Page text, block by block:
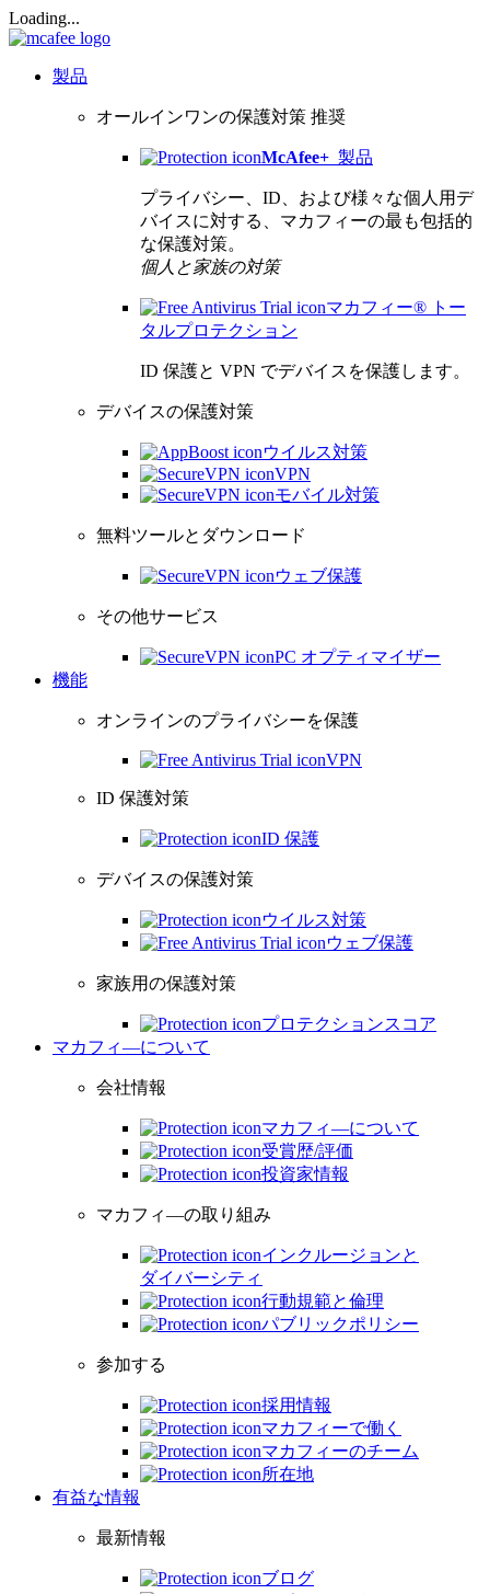
Loading...
製品
オールインワンの保護対策 推奨
McAfee+ 製品
プライバシー、ID、および様々な個人用デ
バイスに対する、マカフィーの最も包括的
な保護対策。
個人と家族の対策
マカフィー® トー
タルプロテクション
ID 保護と VPN でデバイスを保護します。
デバイスの保護対策
ウイルス対策
VPN
モバイル対策
無料ツールとダウンロード
ウェブ保護
その他サービス
PC オプティマイザー
機能
オンラインのプライバシーを保護
VPN
ID 保護対策
ID 保護
デバイスの保護対策
ウイルス対策
ウェブ保護
家族用の保護対策
プロテクションスコア
マカフィ―について
会社情報
マカフィ―について
受賞歴/評価
投資家情報
マカフィ―の取り組み
インクルージョンと
ダイバーシティ
行動規範と倫理
パブリックポリシー
参加する
採用情報
マカフィーで働く
マカフィーのチーム
所在地
有益な情報
最新情報
ブログ